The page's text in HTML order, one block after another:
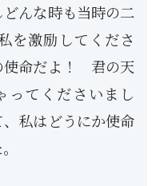
んな時も当時の二
を激励してくださ
使命だよ！ 君の天
ってくださいまし
私はどうにか使命